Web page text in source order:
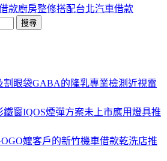
款廚房整修搭配台北汽車借款
割眼袋GABA的隆乳專業檢測近視雷
鐵窗IQOS煙彈方案未上市應用燈具推
嬤客戶的新竹機車借款乾洗店推